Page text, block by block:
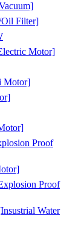
Filter]
Motor]
Motor]
Proof
Proof
Water